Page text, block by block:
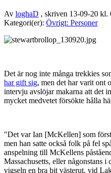
Av loghaD , skriven 13-09-20 kl.
Kategori(er): Övrigt: Personer
Det är nog inte många trekkies
har gift sig, men det har varit ont
intervju avslöjar makarna att det
mycket medvetet försökte hålla
"Det var Ian [McKellen] som
men han satte också folk på fel
anspelning till McKellens
Massachusetts, eller någonstans
vigseln en bra bit västerut, vid